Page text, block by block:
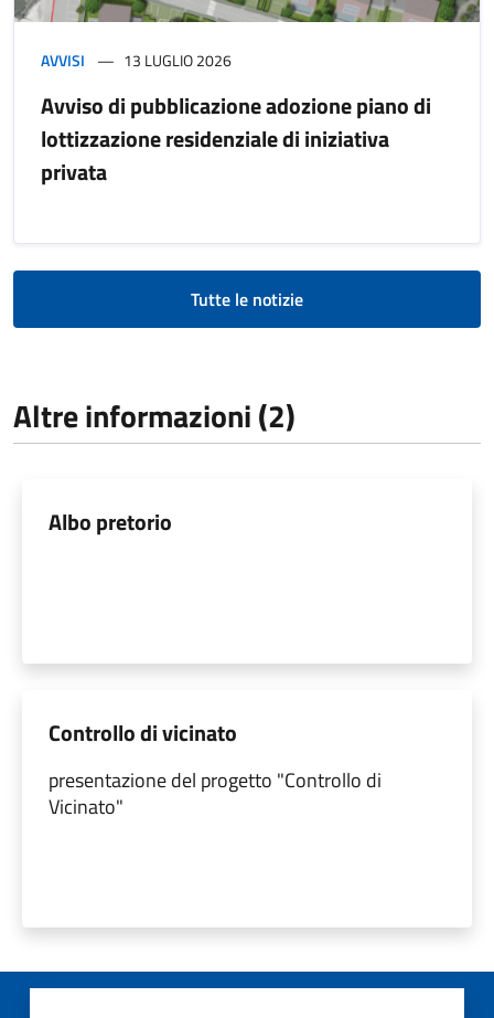
AVVISI 13 LUGLIO 2026
Avviso di pubblicazione adozione piano di
lottizzazione residenziale di iniziativa
privata
Tutte le notizie
Altre informazioni (2)
Albo pretorio
Controllo di vicinato
presentazione del progetto "Controllo di
Vicinato"